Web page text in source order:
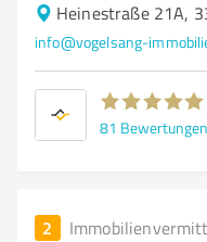
Heinestraße 21A,
info@vogelsang-
81 Bewertungen
2